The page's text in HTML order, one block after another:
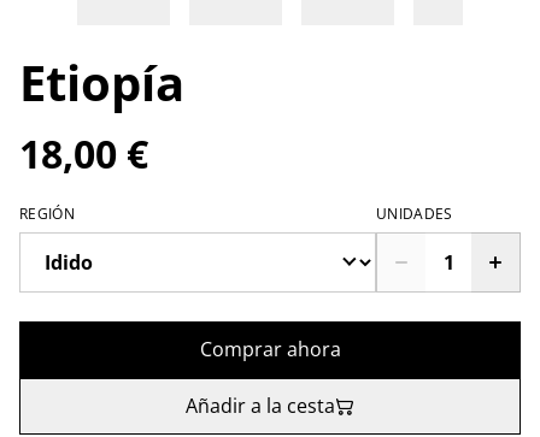
Etiopía
18,00 €
REGIÓN UNIDADES
Comprar ahora
Añadir a la cesta